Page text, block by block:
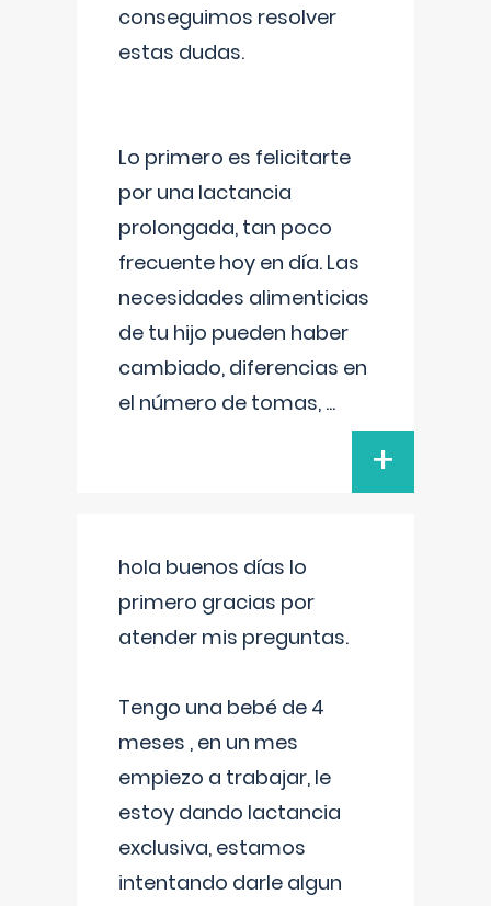
conseguimos resolver
estas dudas.
Lo primero es felicitarte
por una lactancia
prolongada, tan poco
frecuente hoy en día. Las
necesidades alimenticias
de tu hijo pueden haber
cambiado, diferencias en
el número de tomas, ...
+
hola buenos días lo
primero gracias por
atender mis preguntas.
Tengo una bebé de 4
meses , en un mes
empiezo a trabajar, le
estoy dando lactancia
exclusiva, estamos
intentando darle algun